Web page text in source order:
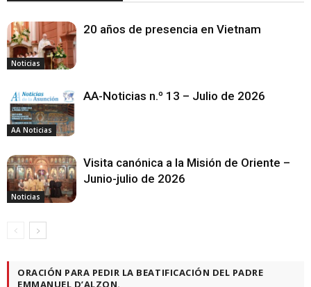
Noticias
20 años de presencia en Vietnam
AA Noticias
AA-Noticias n.º 13 – Julio de 2026
Noticias
Visita canónica a la Misión de Oriente –
Junio-julio de 2026
ORACIÓN PARA PEDIR LA BEATIFICACIÓN DEL PADRE
EMMANUEL D’ALZON.